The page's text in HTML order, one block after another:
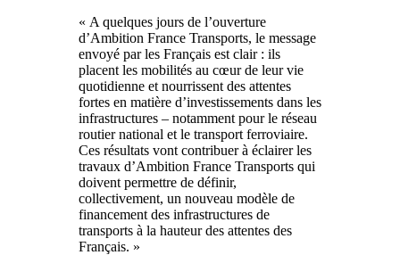
« A quelques jours de l’ouverture
d’Ambition France Transports, le message
envoyé par les Français est clair : ils
placent les mobilités au cœur de leur vie
quotidienne et nourrissent des attentes
fortes en matière d’investissements dans les
infrastructures – notamment pour le réseau
routier national et le transport ferroviaire.
Ces résultats vont contribuer à éclairer les
travaux d’Ambition France Transports qui
doivent permettre de définir,
collectivement, un nouveau modèle de
financement des infrastructures de
transports à la hauteur des attentes des
Français. »